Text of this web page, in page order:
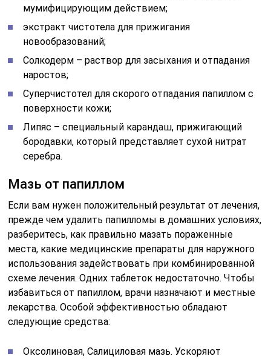
мумифицирующим действием;
экстракт чистотела для прижигания
новообразований;
Солкодерм – раствор для засыхания и отпадания
наростов;
Суперчистотел для скорого отпадания папиллом с
поверхности кожи;
Липяс – специальный карандаш, прижигающий
бородавки, который представляет сухой нитрат
серебра.
Мазь от папиллом
Если вам нужен положительный результат от лечения,
прежде чем удалить папилломы в домашних условиях,
разберитесь, как правильно мазать пораженные
места, какие медицинские препараты для наружного
использования задействовать при комбинированной
схеме лечения. Одних таблеток недостаточно. Чтобы
избавиться от папиллом, врачи назначают и местные
лекарства. Особой эффективностью обладают
следующие средства:
Оксолиновая, Салициловая мазь. Ускоряют